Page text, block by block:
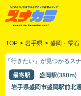
TOP > 岩手県 > 盛岡・雫石
「行きたい」が見つかるス
最寄駅 盛岡駅(380m)
岩手県盛岡市盛岡駅前北